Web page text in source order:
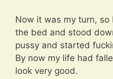
Now it was my turn, so
the bed and stood
pussy and started
By now my life had
look very good.